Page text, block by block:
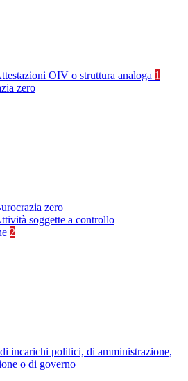
OIV o struttura analoga 1
zero
zero
soggette a controllo
2
incarichi politici, di amministrazione,
o di governo